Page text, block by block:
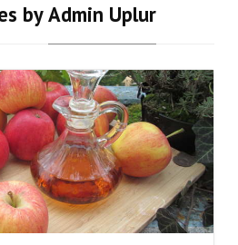
byAdmin Uplur